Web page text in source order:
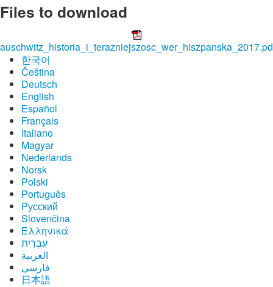
Files to download
한국어
Čeština
Deutsch
English
Español
Français
Italiano
Magyar
Nederlands
Norsk
Polski
Português
Pусский
Slovenčina
Ελληνικά
עִבְרִית
العربية
فارسی
日本語